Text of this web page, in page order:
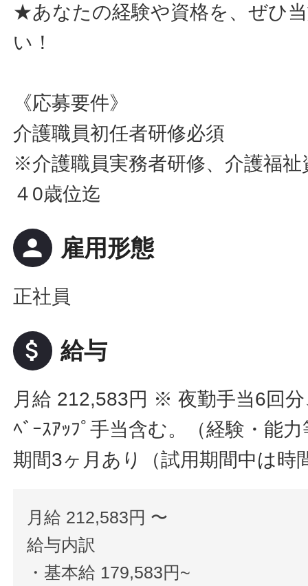
★あなたの経験や資格を、ぜひ
い！
《応募要件》
介護職員初任者研修必須
※介護職員実務者研修、介護福祉
４0歳位迄
person 雇用形態
正社員
attach_money 給与
月給 212,583円 ※ 夜勤手当6回
ﾍﾞｰｽｱｯﾌﾟ手当含む。（経験・能
期間3ヶ月あり（試用期間中は時
月給 212,583円 〜
給与内訳
・基本給 179,583円~